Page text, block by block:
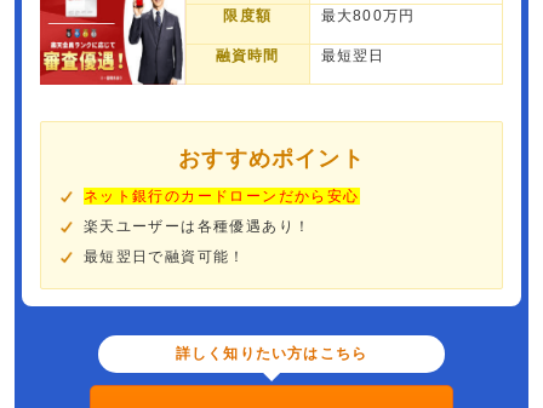
限度額 最大800万円
融資時間 最短翌日
おすすめポイント
ネット銀行のカードローンだから安心
楽天ユーザーは各種優遇あり！
最短翌日で融資可能！
詳しく知りたい方はこちら